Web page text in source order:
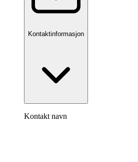
Kontaktinformasjon
Kontakt navn